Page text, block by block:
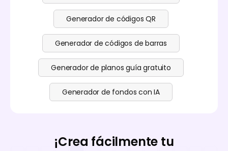
Generador de códigos QR
Generador de códigos de barras
Generador de planos guía gratuito
Generador de fondos con IA
¡Crea fácilmente tu